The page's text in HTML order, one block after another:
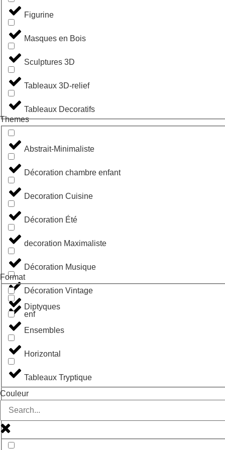
Figurine
Masques en Bois
Sculptures 3D
Tableaux 3D-relief
Tableaux Decoratifs
Themes
Abstrait-Minimaliste
Décoration chambre enfant
Decoration Cuisine
Décoration Été
decoration Maximaliste
Décoration Musique
Décoration Vintage
enf
Format
Diptyques
Ensembles
Horizontal
Tableaux Tryptique
Couleur